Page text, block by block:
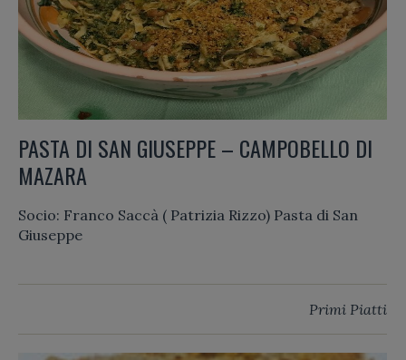
PASTA DI SAN GIUSEPPE – CAMPOBELLO DI
MAZARA
Socio: Franco Saccà ( Patrizia Rizzo) Pasta di San
Giuseppe
Primi Piatti